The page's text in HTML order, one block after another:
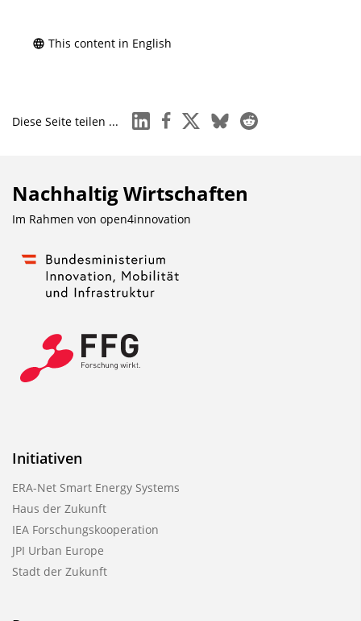
This content in English
Diese Seite teilen ... linkedinfacebook
x blueskyreddit
Nachhaltig Wirtschaften
Im Rahmen von open4innovation
Initiativen
ERA-Net Smart Energy Systems
Haus der Zukunft
IEA Forschungskooperation
JPI Urban Europe
Stadt der Zukunft